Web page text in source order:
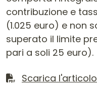
contribuzione e
(1.025 euro) e non
superato il limite
pari a soli 25 euro).
Scarica il
Scarica l'articolo